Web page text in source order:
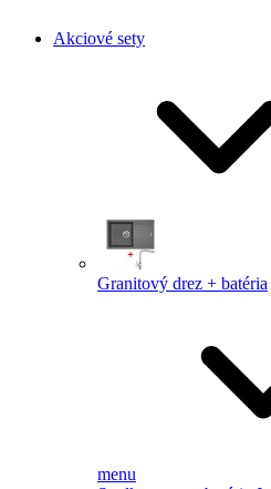
Akciové sety
Granitový drez + batéria
menu